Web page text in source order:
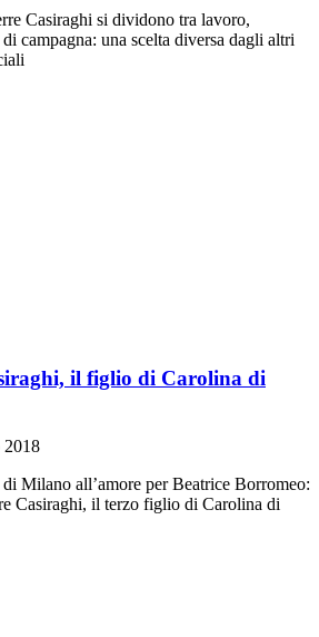
Casiraghi si dividono tra lavoro,
campagna: una scelta diversa dagli altri
il figlio di Carolina di
2018
Milano all’amore per Beatrice Borromeo:
Casiraghi, il terzo figlio di Carolina di